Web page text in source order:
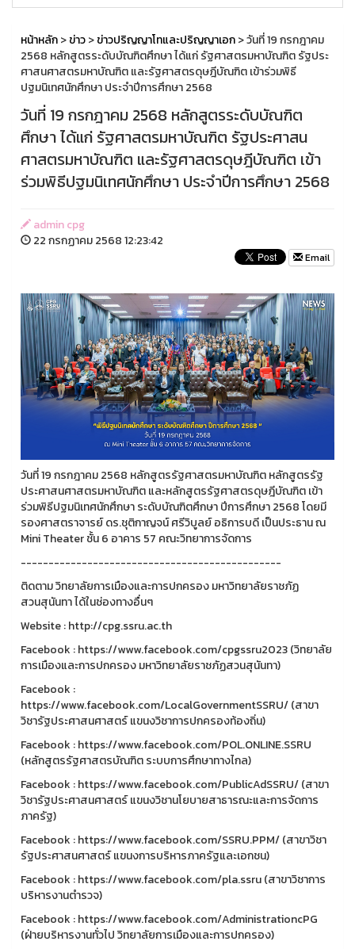
หน้าหลัก>ข่าว>ข่าวปริญญาโทและปริญญาเอก> วันที่ 19 กรกฎาคม
2568 หลักสูตรระดับบัณฑิตศึกษา ได้แก่ รัฐศาสตรมหาบัณฑิต รัฐประ
ศาสนศาสตรมหาบัณฑิต และรัฐศาสตรดุษฎีบัณฑิต เข้าร่วมพิธี
ปฐมนิเทศนักศึกษา ประจำปีการศึกษา 2568
วันที่ 19 กรกฎาคม 2568 หลักสูตรระดับบัณฑิต
ศึกษา ได้แก่ รัฐศาสตรมหาบัณฑิต รัฐประศาสน
ศาสตรมหาบัณฑิต และรัฐศาสตรดุษฎีบัณฑิต เข้า
ร่วมพิธีปฐมนิเทศนักศึกษา ประจำปีการศึกษา 2568
admin cpg
22 กรกฏาคม 2568 12:23:42
Email
วันที่ 19 กรกฎาคม 2568 หลักสูตรรัฐศาสตรมหาบัณฑิต หลักสูตรรัฐ
ประศาสนศาสตรมหาบัณฑิต และหลักสูตรรัฐศาสตรดุษฎีบัณฑิต เข้า
ร่วมพิธีปฐมนิเทศนักศึกษา ระดับบัณฑิตศึกษา ปีการศึกษา 2568 โดยมี
รองศาสตราจารย์ ดร.ชุติกาญจน์ ศรีวิบูลย์ อธิการบดี เป็นประธาน ณ
Mini Theater ชั้น 6 อาคาร 57 คณะวิทยาการจัดการ
-----------------------------------------------
ติดตาม วิทยาลัยการเมืองและการปกครอง มหาวิทยาลัยราชภัฏ
สวนสุนันทา ได้ในช่องทางอื่นๆ
Website : http://cpg.ssru.ac.th
Facebook : https://www.facebook.com/cpgssru2023 (วิทยาลัย
การเมืองและการปกครอง มหาวิทยาลัยราชภัฏสวนสุนันทา)
Facebook :
https://www.facebook.com/LocalGovernmentSSRU/ (สาขา
วิชารัฐประศาสนศาสตร์ แขนงวิชาการปกครองท้องถิ่น)
Facebook : https://www.facebook.com/POL.ONLINE.SSRU
(หลักสูตรรัฐศาสตรบัณฑิต ระบบการศึกษาทางไกล)
Facebook : https://www.facebook.com/PublicAdSSRU/ (สาขา
วิชารัฐประศาสนศาสตร์ แขนงวิชานโยบายสาธารณะและการจัดการ
ภาครัฐ)
Facebook : https://www.facebook.com/SSRU.PPM/ (สาขาวิชา
รัฐประศาสนศาสตร์ แขนงการบริหารภาครัฐและเอกชน)
Facebook : https://www.facebook.com/pla.ssru (สาขาวิชาการ
บริหารงานตำรวจ)
Facebook : https://www.facebook.com/AdministrationcPG
(ฝ่ายบริหารงานทั่วไป วิทยาลัยการเมืองและการปกครอง)